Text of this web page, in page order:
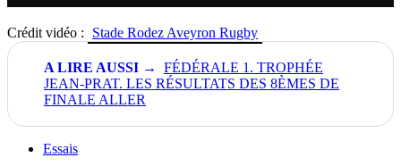
Crédit vidéo : Stade Rodez Aveyron Rugby
FÉDÉRALE 1. TROPHÉE
JEAN-PRAT. LES RÉSULTATS DES 8ÈMES DE
FINALE ALLER
Essais